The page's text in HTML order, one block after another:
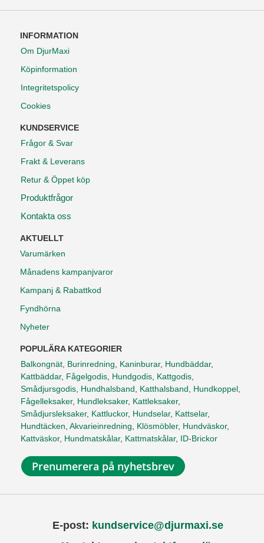
INFORMATION
Om DjurMaxi
Köpinformation
Integritetspolicy
Cookies
KUNDSERVICE
Frågor & Svar
Frakt & Leverans
Retur & Öppet köp
Produktfrågor
Kontakta oss
AKTUELLT
Varumärken
Månadens kampanjvaror
Kampanj & Rabattkod
Fyndhörna
Nyheter
POPULÄRA KATEGORIER
Balkongnät, Burinredning, Kaninburar, Hundbäddar,
Kattbäddar, Fågelgodis, Hundgodis, Kattgodis,
Smådjursgodis, Hundhalsband, Katthalsband, Hundkoppel,
Fågelleksaker, Hundleksaker, Kattleksaker,
Smådjursleksaker, Kattluckor, Hundselar, Kattselar,
Hundtäcken, Akvarieinredning, Klösmöbler, Hundväskor,
Kattväskor, Hundmatskålar, Kattmatskålar, ID-Brickor
Prenumerera på nyhetsbrev
E-post: kundservice@djurmaxi.se